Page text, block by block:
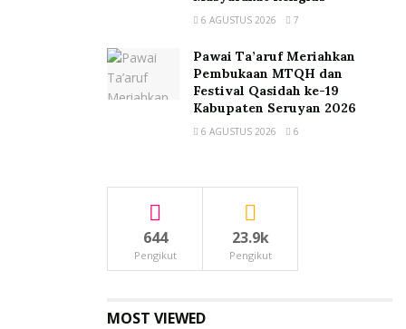
6 AGUSTUS 2026 7
Pawai Ta’aruf Meriahkan
Pembukaan MTQH dan
Festival Qasidah ke-19
Kabupaten Seruyan 2026
6 AGUSTUS 2026 6
644
Pengikut
23.9k
Pengikut
MOST VIEWED